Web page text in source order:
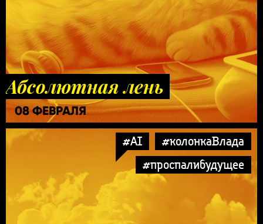
Абсолютная лень
08 ФЕВРАЛЯ
#AI
#колонкаВлада
#проспалибудущее